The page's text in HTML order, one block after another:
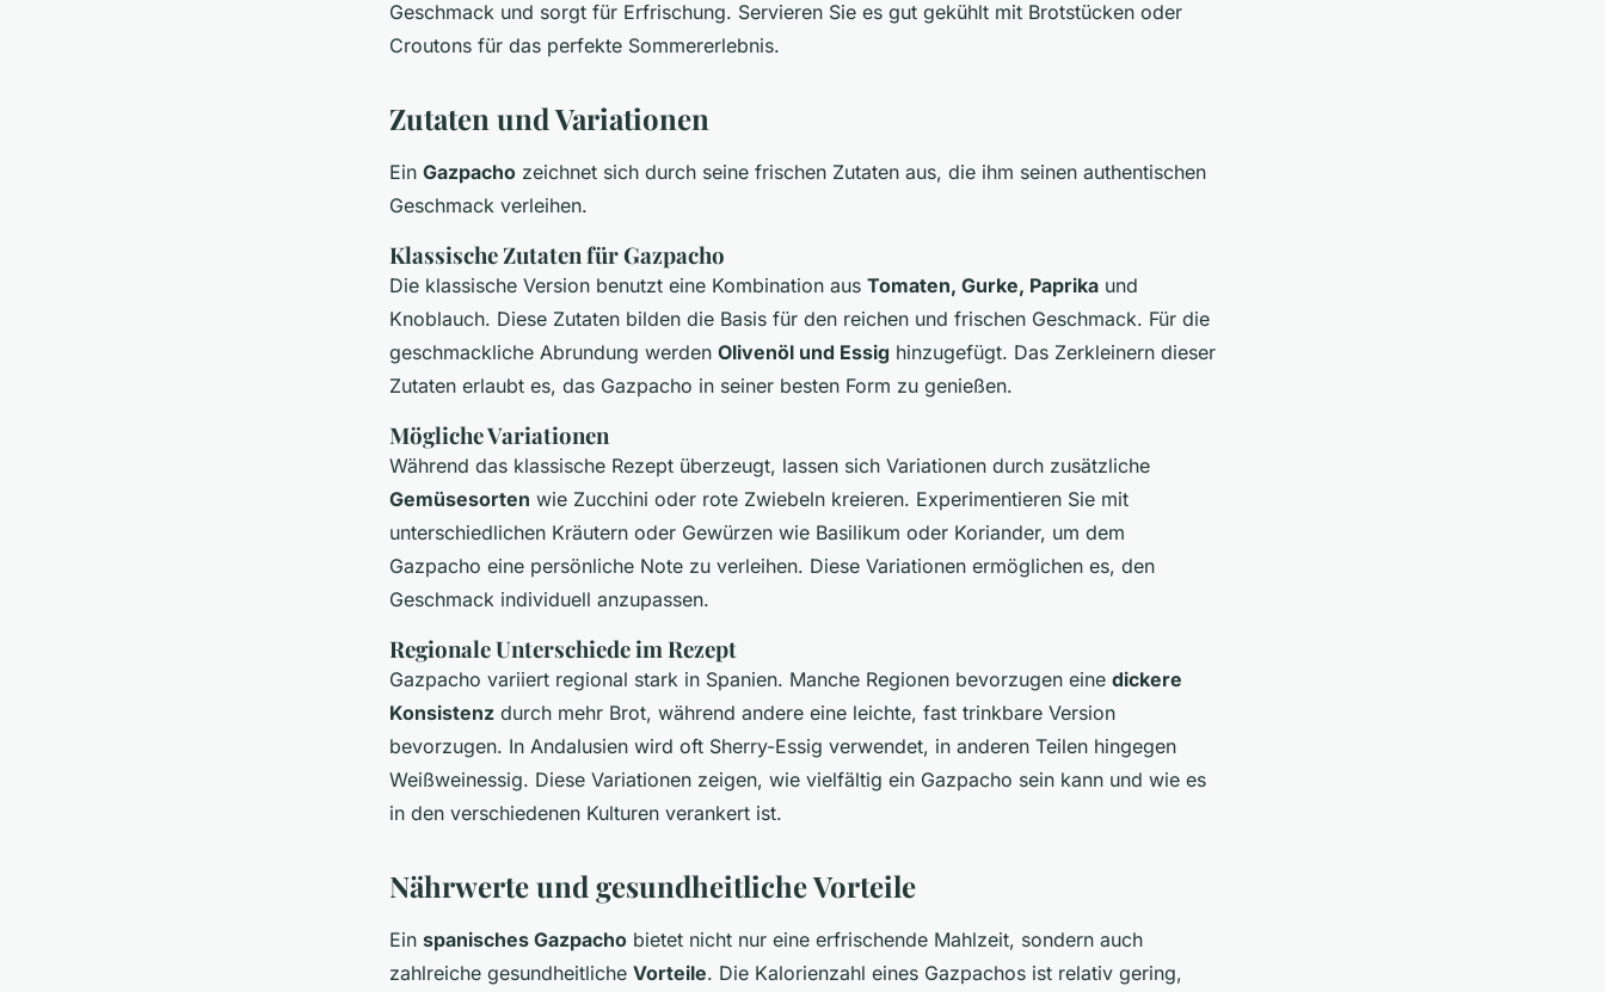
Geschmack und sorgt für Erfrischung. Servieren Sie es gut gekühlt mit Brotstücken oder
Croutons für das perfekte Sommererlebnis.
Zutaten und Variationen
Ein Gazpacho zeichnet sich durch seine frischen Zutaten aus, die ihm seinen authentischen
Geschmack verleihen.
Klassische Zutaten für Gazpacho
Die klassische Version benutzt eine Kombination aus Tomaten, Gurke, Paprika und
Knoblauch. Diese Zutaten bilden die Basis für den reichen und frischen Geschmack. Für die
geschmackliche Abrundung werden Olivenöl und Essig hinzugefügt. Das Zerkleinern dieser
Zutaten erlaubt es, das Gazpacho in seiner besten Form zu genießen.
Mögliche Variationen
Während das klassische Rezept überzeugt, lassen sich Variationen durch zusätzliche
Gemüsesorten wie Zucchini oder rote Zwiebeln kreieren. Experimentieren Sie mit
unterschiedlichen Kräutern oder Gewürzen wie Basilikum oder Koriander, um dem
Gazpacho eine persönliche Note zu verleihen. Diese Variationen ermöglichen es, den
Geschmack individuell anzupassen.
Regionale Unterschiede im Rezept
Gazpacho variiert regional stark in Spanien. Manche Regionen bevorzugen eine dickere
Konsistenz durch mehr Brot, während andere eine leichte, fast trinkbare Version
bevorzugen. In Andalusien wird oft Sherry-Essig verwendet, in anderen Teilen hingegen
Weißweinessig. Diese Variationen zeigen, wie vielfältig ein Gazpacho sein kann und wie es
in den verschiedenen Kulturen verankert ist.
Nährwerte und gesundheitliche Vorteile
Ein spanisches Gazpacho bietet nicht nur eine erfrischende Mahlzeit, sondern auch
zahlreiche gesundheitliche Vorteile. Die Kalorienzahl eines Gazpachos ist relativ gering,